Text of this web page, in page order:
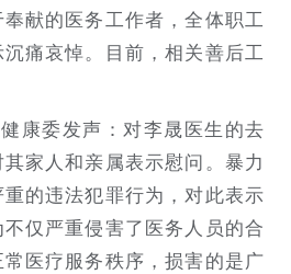
献的医务工作者，全体职工
痛哀悼。目前，相关善后工
康委发声：对李晟医生的去
家人和亲属表示慰问。暴力
的违法犯罪行为，对此表示
仅严重侵害了医务人员的合
医疗服务秩序，损害的是广